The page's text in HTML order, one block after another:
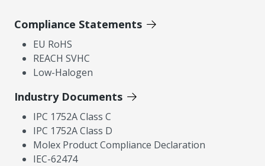
Compliance Statements
EU RoHS
REACH SVHC
Low-Halogen
Industry Documents
IPC 1752A Class C
IPC 1752A Class D
Molex Product Compliance Declaration
IEC-62474